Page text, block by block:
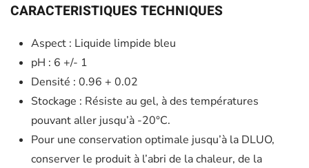
CARACTERISTIQUES TECHNIQUES
Aspect : Liquide limpide bleu
pH : 6 +/- 1
Densité : 0.96 + 0.02
Stockage : Résiste au gel, à des températures
pouvant aller jusqu’à -20°C.
Pour une conservation optimale jusqu’à la DLUO,
conserver le produit à l’abri de la chaleur, de la